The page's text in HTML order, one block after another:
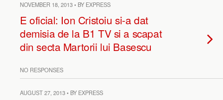
NOVEMBER 18, 2013 • BY EXPRESS
E oficial: Ion Cristoiu si-a dat
demisia de la B1 TV si a scapat
din secta Martorii lui Basescu
NO RESPONSES
AUGUST 27, 2013 • BY EXPRESS